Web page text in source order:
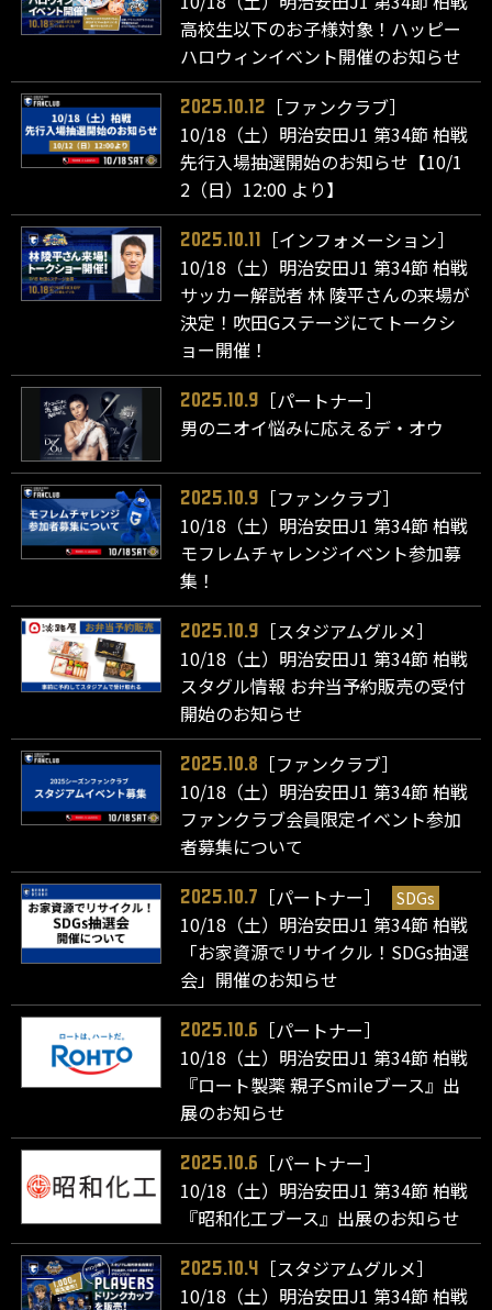
高校生以下のお子様対象！ハッピー
ハロウィンイベント開催のお知らせ
2025.10.12
［ファンクラブ］
10/18（土）明治安田J1 第34節 柏戦
先行入場抽選開始のお知らせ【10/1
2（日）12:00 より】
2025.10.11
［インフォメーション］
10/18（土）明治安田J1 第34節 柏戦
サッカー解説者 林 陵平さんの来場が
決定！吹田Gステージにてトークシ
ョー開催！
2025.10.9
［パートナー］
男のニオイ悩みに応えるデ・オウ
2025.10.9
［ファンクラブ］
10/18（土）明治安田J1 第34節 柏戦
モフレムチャレンジイベント参加募
集！
2025.10.9
［スタジアムグルメ］
10/18（土）明治安田J1 第34節 柏戦
スタグル情報 お弁当予約販売の受付
開始のお知らせ
2025.10.8
［ファンクラブ］
10/18（土）明治安田J1 第34節 柏戦
ファンクラブ会員限定イベント参加
者募集について
2025.10.7 ［パートナー］ SDGs
10/18（土）明治安田J1 第34節 柏戦
「お家資源でリサイクル！SDGs抽選
会」開催のお知らせ
2025.10.6
［パートナー］
10/18（土）明治安田J1 第34節 柏戦
『ロート製薬 親子Smileブース』出
展のお知らせ
2025.10.6
［パートナー］
10/18（土）明治安田J1 第34節 柏戦
『昭和化工ブース』出展のお知らせ
2025.10.4
［スタジアムグルメ］
10/18（土）明治安田J1 第34節 柏戦